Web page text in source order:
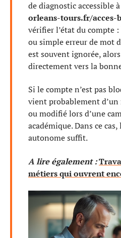
de diagnostic accessible à
orleans-tours.fr/acces-
vérifier l’état du compte
ou simple erreur de mot
est souvent ignorée,
directement vers la
Si le compte n’est pas
vient probablement d’un
ou modifié lors d’une
académique. Dans ce
autonome suffit.
A lire également :
métiers qui ouvrent